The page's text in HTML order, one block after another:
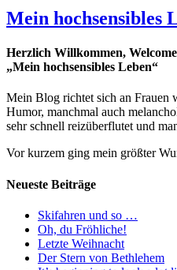
Mein hochsensibles
Herzlich Willkommen,
„Mein hochsensibles Leben“
Mein Blog richtet sich an Frauen
Humor, manchmal auch
sehr schnell reizüberflutet und
Vor kurzem ging mein größter
Neueste Beiträge
Skifahren und so …
Oh, du Fröhliche!
Letzte Weihnacht
Der Stern von Bethlehem